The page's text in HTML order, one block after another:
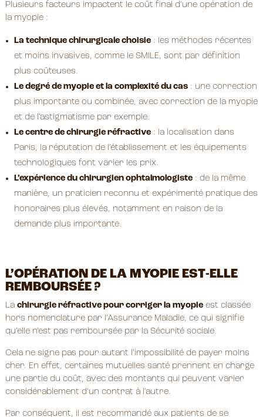
Plusieurs facteurs impactent le coût final d’une opération de
la myopie :
La technique chirurgicale choisie: les méthodes récentes
et moins invasives, comme le SMILE, sont par définition
plus coûteuses.
Le degré de myopie et la complexité du cas: une correction
plus importante ou combinée, avec correction de la myopie
et de l’astigmatisme par exemple.
Le centre de chirurgie réfractive: la localisation dans
Paris, la réputation de l’établissement et les équipements
technologiques font varier les prix.
L’expérience du chirurgien ophtalmologiste: de la même
manière, un praticien reconnu et expérimenté pratique des
honoraires plus élevés, notamment en raison de la
demande plus importante.
L’OPÉRATION DE LA MYOPIE EST-ELLE
REMBOURSÉE ?
La chirurgie réfractive pour corriger la myopieest classée
hors nomenclature par l’Assurance Maladie, ce qui signifie
qu’elle n’est pas remboursée par la Sécurité sociale.
Cela ne signe pas pour autant l’impossibilité de payer moins
cher. En effet, certaines mutuelles santé prennent en charge
une partie du coût, avec des montants qui peuvent varier
considérablement d’un contrat à l’autre.
Par conséquent, il est recommandé aux patients de se